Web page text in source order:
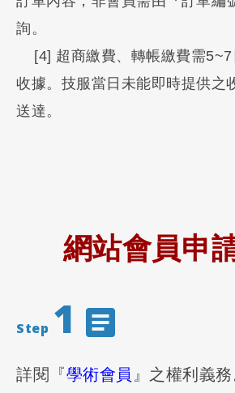
詢 。
[4] 超商繳費、轉帳繳費需5~7
收據。技服當日未能即時提供之
送達。
網站會員申
Step 1
詳閱『學術會員 』之權利義務